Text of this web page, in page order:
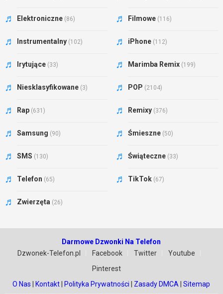
Elektroniczne (86) Filmowe (116)
Instrumentalny (102) iPhone (112)
Irytujące (33) Marimba Remix (199)
Niesklasyfikowane (3) POP (2104)
Rap (631) Remixy (376)
Samsung (90) Śmieszne (50)
SMS (130) Świąteczne (33)
Telefon (65) TikTok (67)
Zwierzęta (26)
Darmowe Dzwonki Na Telefon
Dzwonek-Telefon.pl
Facebook Twitter
Youtube
Pinterest
O Nas
Kontakt Polityka Prywatności Zasady DMCA |Sitemap